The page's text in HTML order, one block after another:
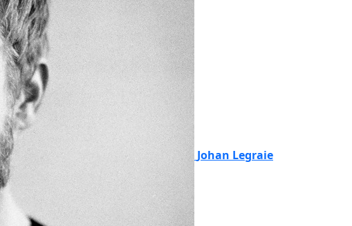
Johan Legraie